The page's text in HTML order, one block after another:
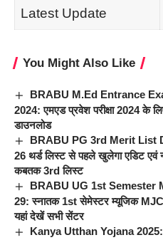
Latest Update
You Might Also Like
BRABU M.Ed Entrance
2024: एमएड प्रवेश परीक्षा 2024 के
डाउनलोड
BRABU PG 3rd Merit List
26 थर्ड लिस्ट से पहले खुलेगा एडिट एवं
कबतक 3rd लिस्ट
BRABU UG 1st Semester
29: स्नातक 1st सेमेस्टर म्यूजिक MJC-
यहां देखें सभी सेंटर
Kanya Utthan Yojana 2025: